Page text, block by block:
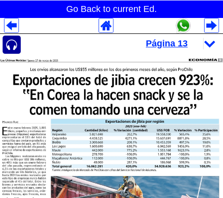
Go Back to current Ed.
Despliegues Analytics
Despliegues Totales
Despliegues por Rubros